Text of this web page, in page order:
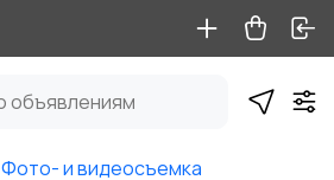
Фото- и видеосъемка